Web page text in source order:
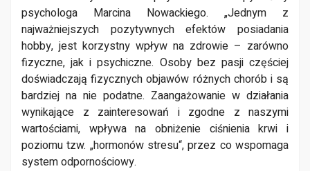
psychologa Marcina Nowackiego. „Jednym z
najważniejszych pozytywnych efektów posiadania
hobby, jest korzystny wpływ na zdrowie – zarówno
fizyczne, jak i psychiczne. Osoby bez pasji częściej
doświadczają fizycznych objawów różnych chorób i są
bardziej na nie podatne. Zaangażowanie w działania
wynikające z zainteresowań i zgodne z naszymi
wartościami, wpływa na obniżenie ciśnienia krwi i
poziomu tzw. „hormonów stresu“, przez co wspomaga
system odpornościowy.